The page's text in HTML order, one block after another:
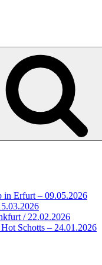
in Erfurt – 09.05.2026
/ 22.02.2026
Schotts – 24.01.2026